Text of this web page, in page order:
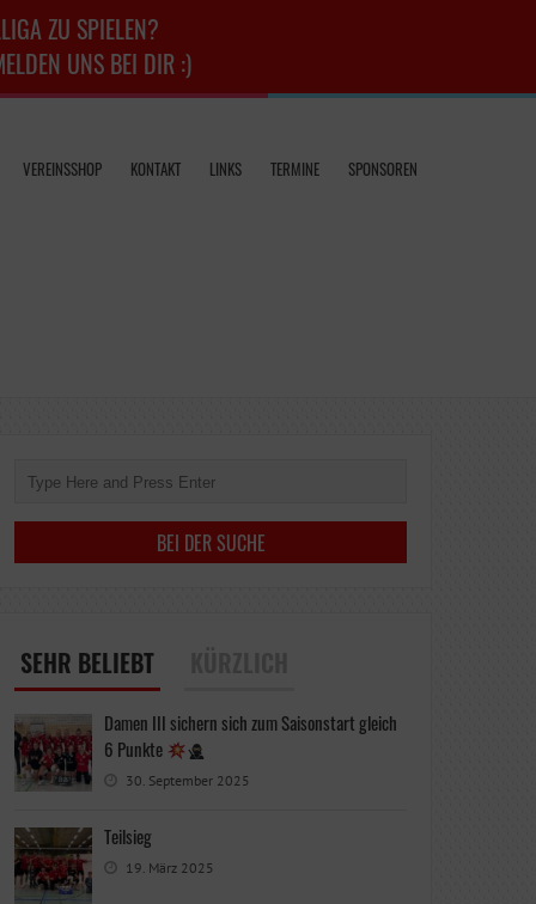
ZU SPIELEN?
UNS BEI DIR :)
VEREINSSHOP KONTAKT LINKS TERMINE SPONSOREN
SEHR BELIEBT
Damen III sichern sich zum Saisonstart gleich
6 Punkte
30. September 2025
Teilsieg
19. März 2025